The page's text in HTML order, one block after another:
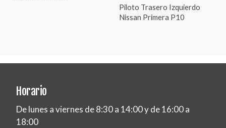
Piloto Trasero Izquierdo
Nissan Primera P10
Horario
De lunes a viernes de 8:30 a 14:00 y de 16:00 a
18:00